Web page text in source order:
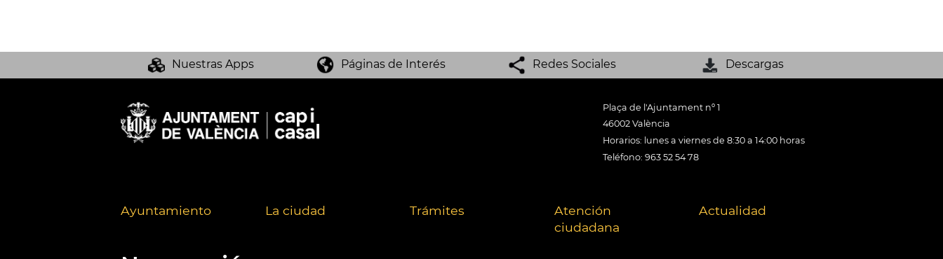
Nuestras Apps Páginas de Interés Redes Sociales Descargas
Plaça de l'Ajuntament nº 1
46002 València
Horarios: lunes a viernes de 8:30 a 14:00 horas
Teléfono: 963 52 54 78
Ayuntamiento La ciudad Trámites
Atención
ciudadana
Actualidad